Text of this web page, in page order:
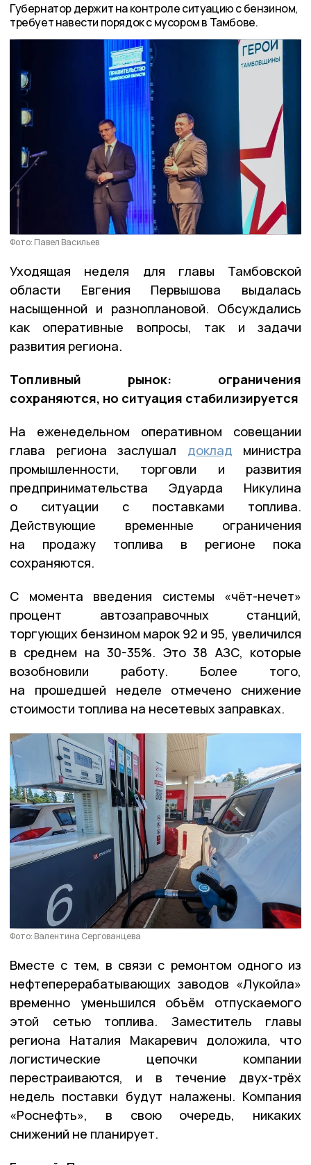
Губернатор держит на контроле ситуацию с бензином,
требует навести порядок с мусором в Тамбове.
Фото: Павел Васильев
Уходящая неделя для главы Тамбовской
области Евгения Первышова выдалась
насыщенной и разноплановой. Обсуждались
как оперативные вопросы, так и задачи
развития региона.
Топливный рынок: ограничения
сохраняются, но ситуация стабилизируется
На еженедельном оперативном совещании
глава региона заслушал доклад министра
промышленности, торговли и развития
предпринимательства Эдуарда Никулина
о ситуации с поставками топлива.
Действующие временные ограничения
на продажу топлива в регионе пока
сохраняются.
С момента введения системы «чёт-нечет»
процент автозаправочных станций,
торгующих бензином марок 92 и 95, увеличился
в среднем на 30-35%. Это 38 АЗС, которые
возобновили работу. Более того,
на прошедшей неделе отмечено снижение
стоимости топлива на несетевых заправках.
Фото: Валентина Сергованцева
Вместе с тем, в связи с ремонтом одного из
нефтеперерабатывающих заводов «Лукойла»
временно уменьшился объём отпускаемого
этой сетью топлива. Заместитель главы
региона Наталия Макаревич доложила, что
логистические цепочки компании
перестраиваются, и в течение двух-трёх
недель поставки будут налажены. Компания
«Роснефть», в свою очередь, никаких
снижений не планирует.